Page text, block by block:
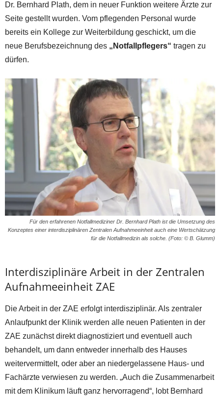
Dr. Bernhard Plath, dem in neuer Funktion weitere Ärzte zur
Seite gestellt wurden. Vom pflegenden Personal wurde
bereits ein Kollege zur Weiterbildung geschickt, um die
neue Berufsbezeichnung des „Notfallpflegers“ tragen zu
dürfen.
Für den erfahrenen Notfallmediziner Dr. Bernhard Plath ist die Umsetzung des
Konzeptes einer interdisziplinären Zentralen Aufnahmeeinheit auch eine Wertschätzung
für die Notfallmedizin als solche. (Foto: © B. Glumm)
Interdisziplinäre Arbeit in der Zentralen
Aufnahmeeinheit ZAE
Die Arbeit in der ZAE erfolgt interdisziplinär. Als zentraler
Anlaufpunkt der Klinik werden alle neuen Patienten in der
ZAE zunächst direkt diagnostiziert und eventuell auch
behandelt, um dann entweder innerhalb des Hauses
weitervermittelt, oder aber an niedergelassene Haus- und
Fachärzte verwiesen zu werden. „Auch die Zusammenarbeit
mit dem Klinikum läuft ganz hervorragend“, lobt Bernhard